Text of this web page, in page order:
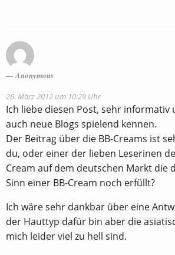
Anonymous
26. März 2012 um 10:29 Uhr
Ich liebe diesen Post, sehr informativ
auch neue Blogs spielend kennen.
Der Beitrag über die BB-Creams ist
du, oder einer der lieben Leserinen
Cream auf dem deutschen Markt die
Sinn einer BB-Cream noch erfüllt?
Ich wäre sehr dankbar über eine
der Hauttyp dafür bin aber die
mich leider viel zu hell sind.